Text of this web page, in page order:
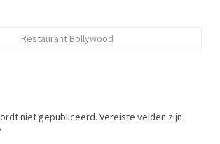
Restaurant Bollywood
niet gepubliceerd. Vereiste velden zijn